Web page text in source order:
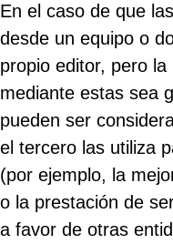
En el caso de que
desde un equipo o
propio editor, pero
mediante estas sea
pueden ser
el tercero las utiliza
(por ejemplo, la
o la prestación de
a favor de otras